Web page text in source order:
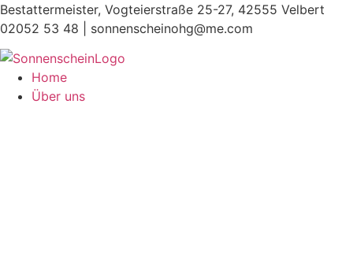
Zum
Inhalt
springen
Bestattermeister, Vogteierstraße 25-27, 42555 Velbert
02052 53 48 | sonnenscheinohg@me.com
Home
Über uns